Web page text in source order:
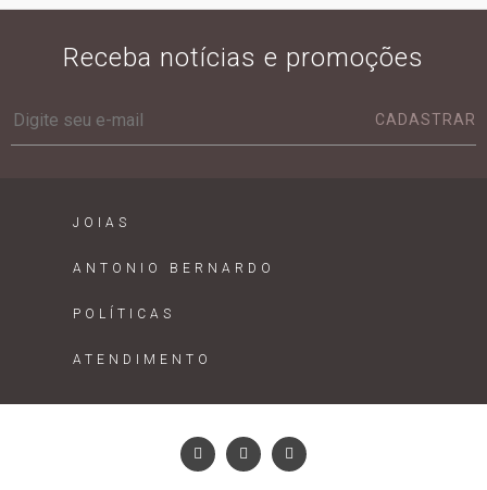
Receba notícias e promoções
CADASTRAR
JOIAS
ANTONIO BERNARDO
POLÍTICAS
ATENDIMENTO